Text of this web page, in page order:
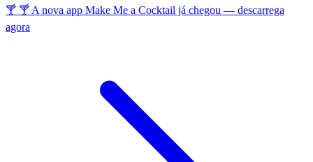
🍸 🍸 A nova app Make Me a Cocktail já chegou — descarrega
agora